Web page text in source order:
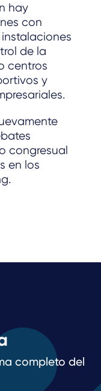
hay
con
de la
centros
y
congresual
en los
completo del